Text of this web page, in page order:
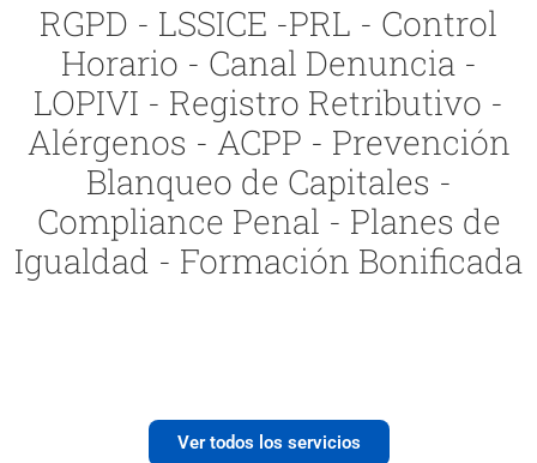
RGPD - LSSICE -PRL - Control
Horario - Canal Denuncia -
LOPIVI - Registro Retributivo -
Alérgenos - ACPP - Prevención
Blanqueo de Capitales -
Compliance Penal - Planes de
Igualdad - Formación Bonificada
Ver todos los servicios